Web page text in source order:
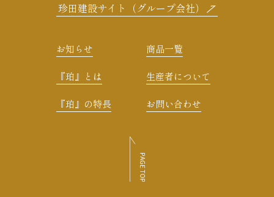
珍田建設サイト（グループ会社）
お知らせ
『珀』とは
『珀』の特長
商品一覧
生産者について
お問い合わせ